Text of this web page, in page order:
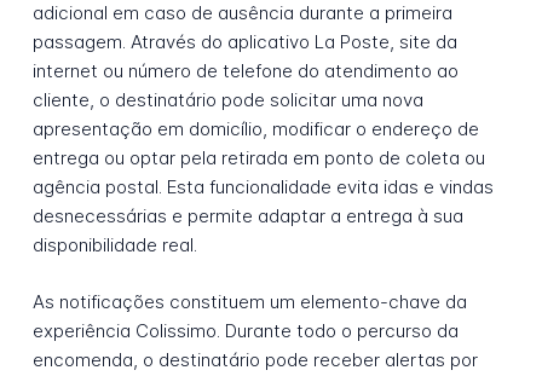
adicional em caso de ausência durante a primeira
passagem. Através do aplicativo La Poste, site da
internet ou número de telefone do atendimento ao
cliente, o destinatário pode solicitar uma nova
apresentação em domicílio, modificar o endereço de
entrega ou optar pela retirada em ponto de coleta ou
agência postal. Esta funcionalidade evita idas e vindas
desnecessárias e permite adaptar a entrega à sua
disponibilidade real.
As notificações constituem um elemento-chave da
experiência Colissimo. Durante todo o percurso da
encomenda, o destinatário pode receber alertas por